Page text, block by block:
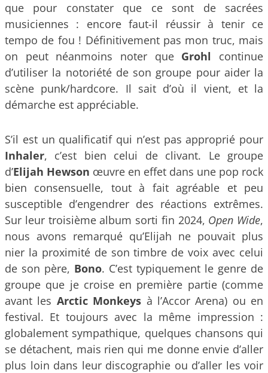
que pour constater que ce sont de sacrées
musiciennes : encore faut-il réussir à tenir ce
tempo de fou ! Définitivement pas mon truc, mais
on peut néanmoins noter que Grohl continue
d’utiliser la notoriété de son groupe pour aider la
scène punk/hardcore. Il sait d’où il vient, et la
démarche est appréciable.
S’il est un qualificatif qui n’est pas approprié pour
Inhaler, c’est bien celui de clivant. Le groupe
d’Elijah Hewson œuvre en effet dans une pop rock
bien consensuelle, tout à fait agréable et peu
susceptible d’engendrer des réactions extrêmes.
Sur leur troisième album sorti fin 2024, Open Wide,
nous avons remarqué qu’Elijah ne pouvait plus
nier la proximité de son timbre de voix avec celui
de son père, Bono. C’est typiquement le genre de
groupe que je croise en première partie (comme
avant les Arctic Monkeys à l’Accor Arena) ou en
festival. Et toujours avec la même impression :
globalement sympathique, quelques chansons qui
se détachent, mais rien qui me donne envie d’aller
plus loin dans leur discographie ou d’aller les voir